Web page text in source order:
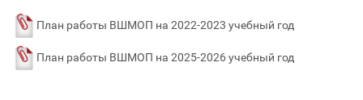
План работы ВШМОП на 2022-2023 учебный год
План работы ВШМОП на 2025-2026 учебный год